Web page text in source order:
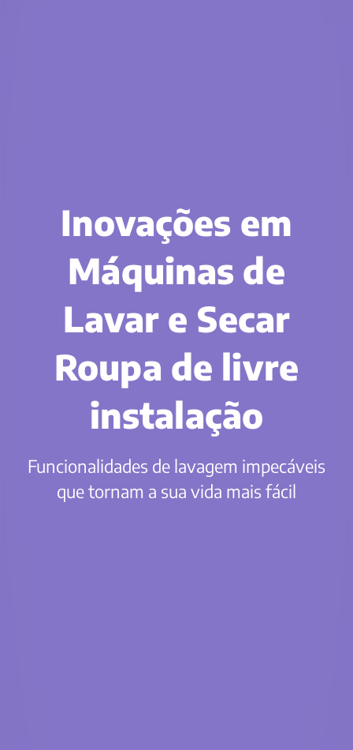
Inovações em
Máquinas de
Lavar e Secar
Roupa de livre
instalação
Funcionalidades de lavagem impecáveis
que tornam a sua vida mais fácil